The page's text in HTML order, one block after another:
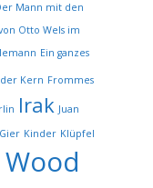
Mann mit den
Otto Wels im
Ein ganzes
Kern Frommes
Irak Juan
Kinder Klüpfel